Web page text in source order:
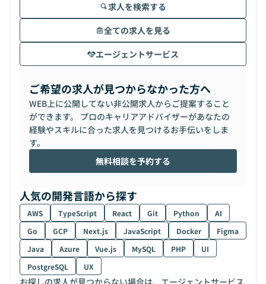
求人を検索する
全ての求人を見る
エージェントサービス
ご希望の求人が見つからなかった方へ
WEB上に公開してない非公開求人からご提案すること
ができます。 プロのキャリアアドバイザーがあなたの
経験やスキルに合った求人を見つけるお手伝いをしま
す。
無料相談を予約する
人気の開発言語から探す
AWS TypeScript React Git Python
AI
Go
GCP Next.js JavaScript Docker
Figma
Java
Azure Vue.js MySQL PHP
UI
PostgreSQL
UX